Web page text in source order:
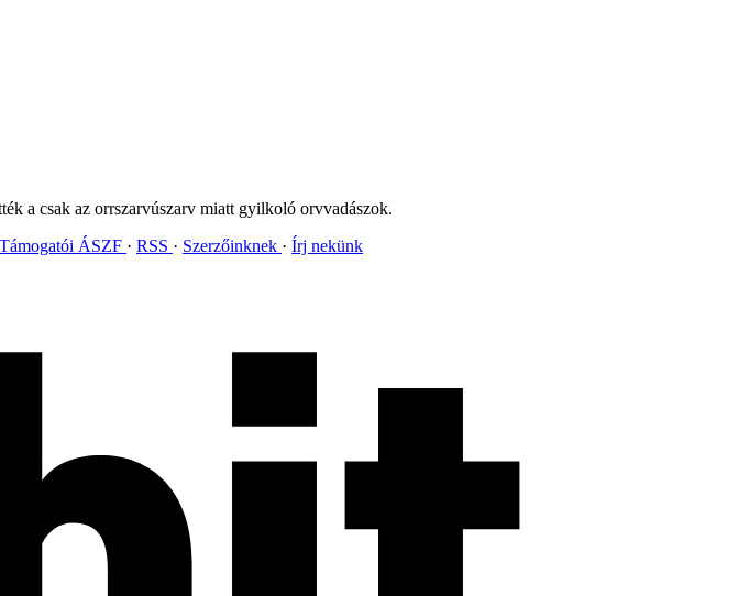
a csak az orrszarvúszarv miatt gyilkoló orvvadászok.
Támogatói ÁSZF RSS Szerzőinknek Írj nekünk